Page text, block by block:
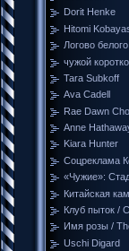
Dorit Henke
Hitomi
Логово белого
чужой
Tara Subkoff
Ava Cadell
Rae Dawn
Anne
Kiara Hunter
Соцреклама
«Чужие»:
Китайская
Клуб пыток /
Имя розы /
Uschi Digard